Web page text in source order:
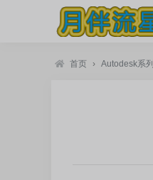
首页 › Autodesk系列